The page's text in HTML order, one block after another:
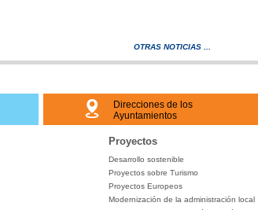
OTRAS NOTICIAS ...
Direcciones de los
Ayuntamientos
Proyectos
Desarrollo sostenible
Proyectos sobre Turismo
Proyectos Europeos
Modernización de la administración local